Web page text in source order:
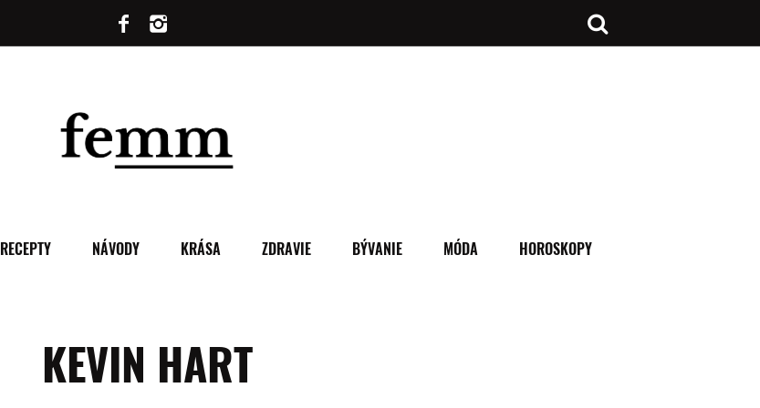
RECEPTY NÁVODY KRÁSA ZDRAVIE BÝVANIE MÓDA HOROSKOPY
KEVIN HART